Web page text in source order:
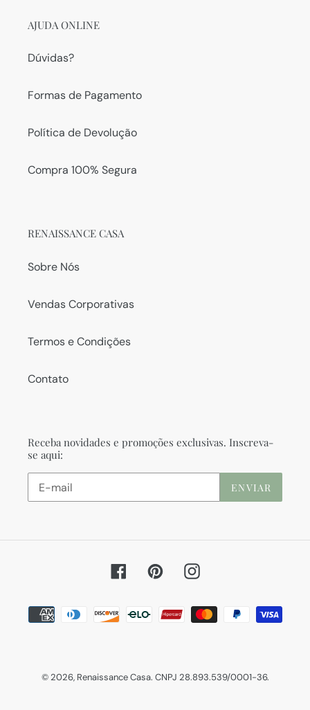
AJUDA ONLINE
Dúvidas?
Formas de Pagamento
Política de Devolução
Compra 100% Segura
RENAISSANCE CASA
Sobre Nós
Vendas Corporativas
Termos e Condições
Contato
Receba novidades e promoções exclusivas. Inscreva-
se aqui:
ENVIAR
FacebookPinterestInstagram
Formas
de
© 2026, Renaissance Casa. CNPJ 28.893.539/0001-36.